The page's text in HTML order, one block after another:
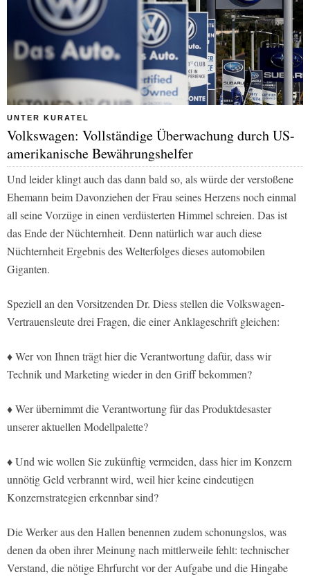
UNTER KURATEL
Volkswagen: Vollständige Überwachung durch US-
amerikanische Bewährungshelfer
Und leider klingt auch das dann bald so, als würde der verstoßene
Ehemann beim Davonziehen der Frau seines Herzens noch einmal
all seine Vorzüge in einen verdüsterten Himmel schreien. Das ist
das Ende der Nüchternheit. Denn natürlich war auch diese
Nüchternheit Ergebnis des Welterfolges dieses automobilen
Giganten.
Speziell an den Vorsitzenden Dr. Diess stellen die Volkswagen-
Vertrauensleute drei Fragen, die einer Anklageschrift gleichen:
♦ Wer von Ihnen trägt hier die Verantwortung dafür, dass wir
Technik und Marketing wieder in den Griff bekommen?
♦ Wer übernimmt die Verantwortung für das Produktdesaster
unserer aktuellen Modellpalette?
♦ Und wie wollen Sie zukünftig vermeiden, dass hier im Konzern
unnötig Geld verbrannt wird, weil hier keine eindeutigen
Konzernstrategien erkennbar sind?
Die Werker aus den Hallen benennen zudem schonungslos, was
denen da oben ihrer Meinung nach mittlerweile fehlt: technischer
Verstand, die nötige Ehrfurcht vor der Aufgabe und die Hingabe